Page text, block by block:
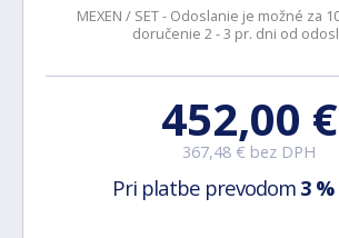
MEXEN / SET - Odoslanie je možné za
doručenie 2 - 3 pr. dni od
452,00 €
367,48 € bez DPH
Pri platbe prevodom 3